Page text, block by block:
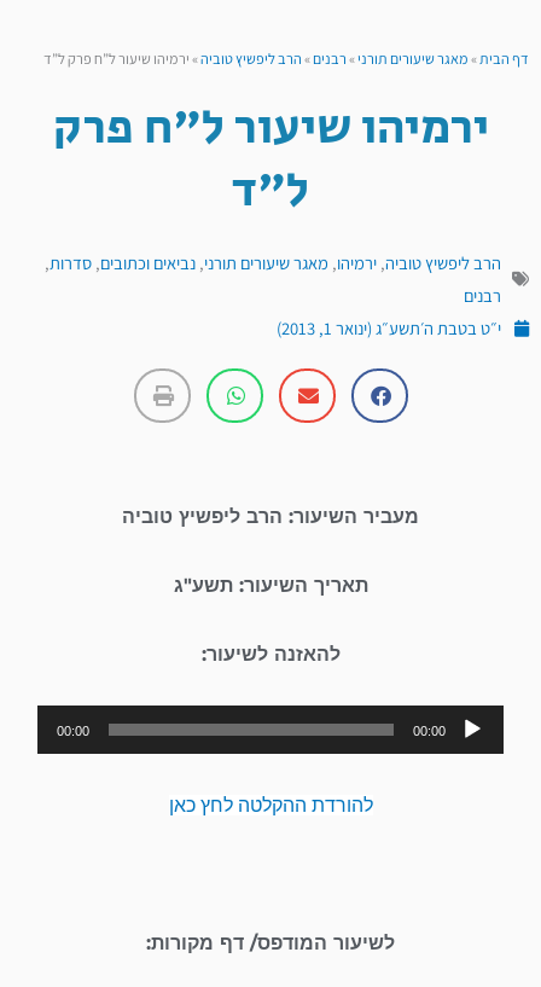
דף הבית»מאגר שיעורים תורני»רבנים»הרב ליפשיץ טוביה»ירמיהו שיעור ל”ח פרק ל”ד
ירמיהו שיעור ל"ח פרק
ל"ד
הרב ליפשיץ טוביה, ירמיהו, מאגר שיעורים תורני, נביאים וכתובים, סדרות,
רבנים
י״ט בטבת ה׳תשע״ג (ינואר 1, 2013)
מעביר השיעור: הרב ליפשיץ טוביה
תאריך השיעור: תשע"ג
להאזנה לשיעור:
נגן
אודיו
00:00
00:00
להורדת ההקלטה לחץ כאן
לשיעור המודפס/ דף מקורות: